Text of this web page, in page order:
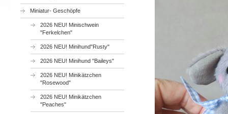
Miniatur- Geschöpfe
2026 NEU! Minischwein
"Ferkelchen"
2026 NEU! Minihund"Rusty"
2026 NEU! Minihund "Baileys"
2026 NEU! Minikätzchen
"Rosewood"
2026 NEU! Minikätzchen
"Peaches"